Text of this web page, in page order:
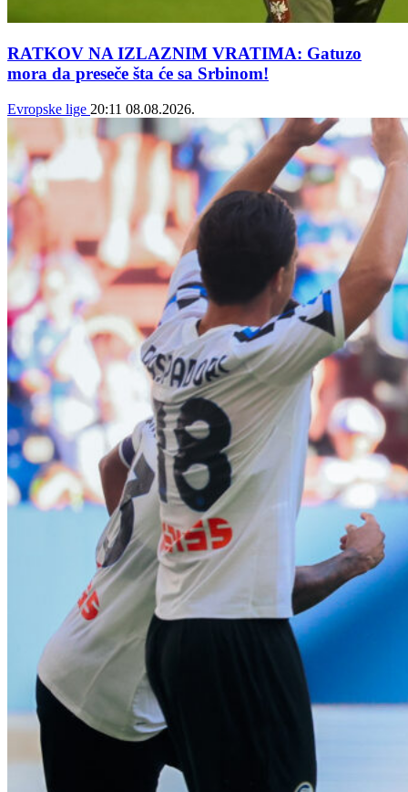
RATKOV NA IZLAZNIM VRATIMA: Gatuzo
mora da preseče šta će sa Srbinom!
Evropske lige 20:11 08.08.2026.